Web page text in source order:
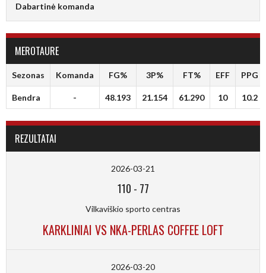
Dabartinė komanda
MEROTAURE
Sezonas Komanda FG% 3P% FT% EFF PPG
Bendra - 48.193 21.154 61.290 10 10.2
REZULTATAI
2026-03-21
110 - 77
Vilkaviškio sporto centras
KARKLINIAI VS NKA-PERLAS COFFEE LOFT
2026-03-20